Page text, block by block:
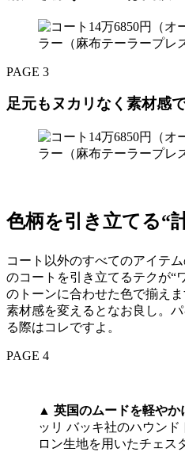
PAGE 3
足元もヌカリなく素材感
色柄を引き立てる“
コート以外のすべてのアイテ
のコートを引き立てるテクが“
のトーンに合わせた色で揃え
素材感を変えるとなお良し。
る際はコレですよ。
PAGE 4
▲ 英国のムードを軽やか
ッリ バッキ社のハウンド
ロン生地を用いたチェス